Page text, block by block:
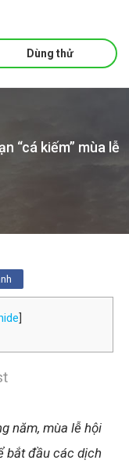
Dùng thử
“cá kiếm” mùa lễ
hide
năm, mùa lễ hội
bắt đầu các dịch